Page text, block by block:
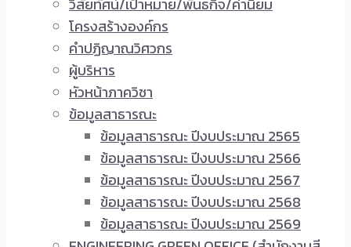
วิสัยทัศน์/เป้าหมาย/พันธกิจ/ค่านิยม
โครงสร้างองค์กร
คำปฏิญาณวิศวกร
ผู้บริหาร
หัวหน้าภาควิชา
ข้อมูลสาธารณะ
ข้อมูลสาธารณะ ปีงบประมาณ 2565
ข้อมูลสาธารณะ ปีงบประมาณ 2566
ข้อมูลสาธารณะ ปีงบประมาณ 2567
ข้อมูลสาธารณะ ปีงบประมาณ 2568
ข้อมูลสาธารณะ ปีงบประมาณ 2569